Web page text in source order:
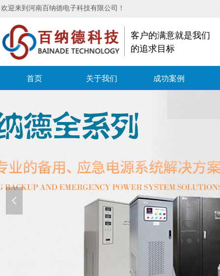
欢迎来到河南百纳德电子科技有限公司！
首页 关于我们 成功案例
客户的满意就是我们
的追求目标
넳